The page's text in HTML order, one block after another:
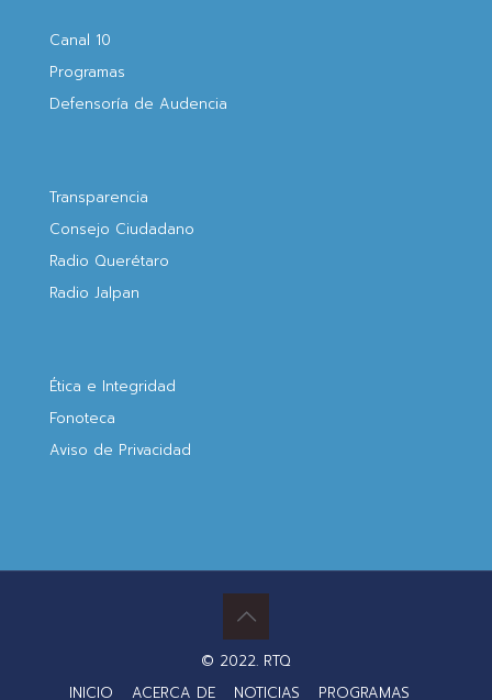
Canal 10
Programas
Defensoría de Audencia
Transparencia
Consejo Ciudadano
Radio Querétaro
Radio Jalpan
Ética e Integridad
Fonoteca
Aviso de Privacidad
© 2022. RTQ
INICIO
ACERCA DE NOTICIAS PROGRAMAS